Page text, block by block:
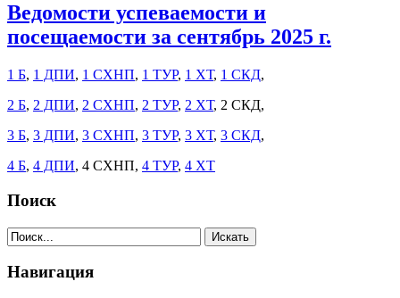
Ведомости успеваемости и
посещаемости за сентябрь 2025 г.
1 Б, 1 ДПИ, 1 СХНП, 1 ТУР, 1 ХТ, 1 СКД,
2 Б, 2 ДПИ, 2 СХНП, 2 ТУР, 2 ХТ, 2 СКД,
3 Б, 3 ДПИ, 3 СХНП, 3 ТУР, 3 ХТ, 3 СКД,
4 Б, 4 ДПИ, 4 СХНП, 4 ТУР, 4 ХТ
Поиск
Навигация